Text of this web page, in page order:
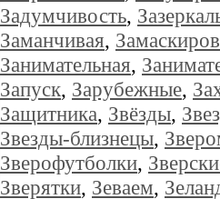
Задумчивость,
Заманчивая,
Занимательная,
Запуск, Зарубежные,
Защитника, Звёзды,
Звезды-близнецы,
Зверофутболки,
Зверятки, Зеваем,